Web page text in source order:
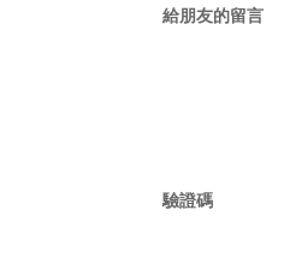
給朋友的留言
驗證碼